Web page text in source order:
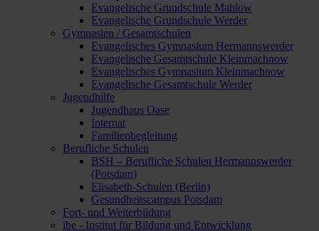
Evangelische Grundschule Mahlow
Evangelische Grundschule Werder
Gymnasien / Gesamtschulen
Evangelisches Gymnasium Hermannswerder
Evangelische Gesamtschule Kleinmachnow
Evangelisches Gymnasium Kleinmachnow
Evangelische Gesamtschule Werder
Jugendhilfe
Jugendhaus Oase
Internat
Familienbegleitung
Berufliche Schulen
BSH – Berufliche Schulen Hermannswerder
(Potsdam)
Elisabeth-Schulen (Berlin)
Gesundheitscampus Potsdam
Fort- und Weiterbildung
ibe - Institut für Bildung und Entwicklung